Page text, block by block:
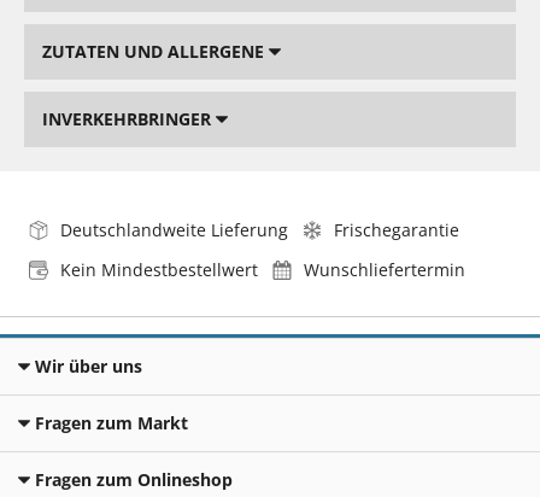
ZUTATEN UND ALLERGENE
INVERKEHRBRINGER
Deutschlandweite Lieferung
Frischegarantie
Kein Mindestbestellwert
Wunschliefertermin
Wir über uns
Fragen zum Markt
Fragen zum Onlineshop